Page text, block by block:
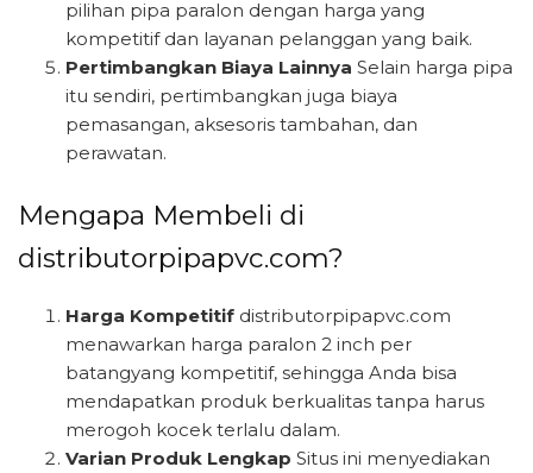
pilihan pipa paralon dengan harga yang
kompetitif dan layanan pelanggan yang baik.
Pertimbangkan Biaya Lainnya Selain harga pipa
itu sendiri, pertimbangkan juga biaya
pemasangan, aksesoris tambahan, dan
perawatan.
Mengapa Membeli di
distributorpipapvc.com?
Harga Kompetitif distributorpipapvc.com
menawarkan harga paralon 2 inch per
batangyang kompetitif, sehingga Anda bisa
mendapatkan produk berkualitas tanpa harus
merogoh kocek terlalu dalam.
Varian Produk Lengkap Situs ini menyediakan